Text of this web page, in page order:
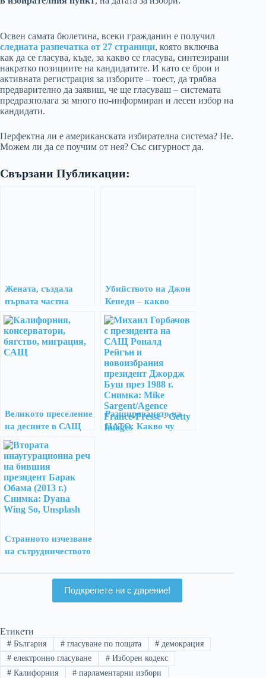
Освен самата бюлетина, всеки гражданин е получил
следната разпечатка от 27 страници, която включва
как да се гласува, къде, за какво се гласува, синтезирани
накратко позициите на кандидатите. И като се брои и
активната регистрация за изборите – тоест, да трябва
предварително да заявиш, че ще гласуваш – системата
предразполага за много по-информиран и лесен избор на
кандидати.
Перфектна ли е американската избирателна система? Не.
Можем ли да се поучим от нея? Със сигурност да.
Свързани Публикации:
Жената, създала
първата частна
Консерватория в
САЩ
Убийството на Джон
Кенеди – какво
казват новите
документи по казуса
Великото преселение
на десните в САЩ
Разширяването на
НАТО: Какво чу
Странното изчезване
на сътрудничеството
Подкрепете ни с дарение!
Етикети
#България #гласуване по пощата # демокрация
#електронно гласуване #Изборен кодекс
#Калифорния #парламентарни избори